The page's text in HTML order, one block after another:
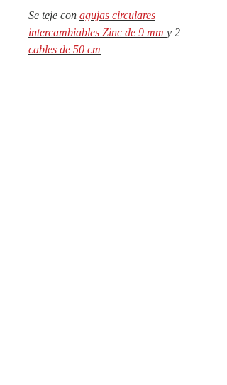
Se teje con agujas circulares
intercambiables Zinc de 9 mm y 2
cables de 50 cm